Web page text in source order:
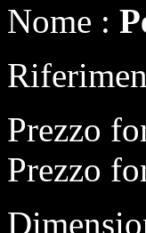
Nome :
Prezzo
Prezzo